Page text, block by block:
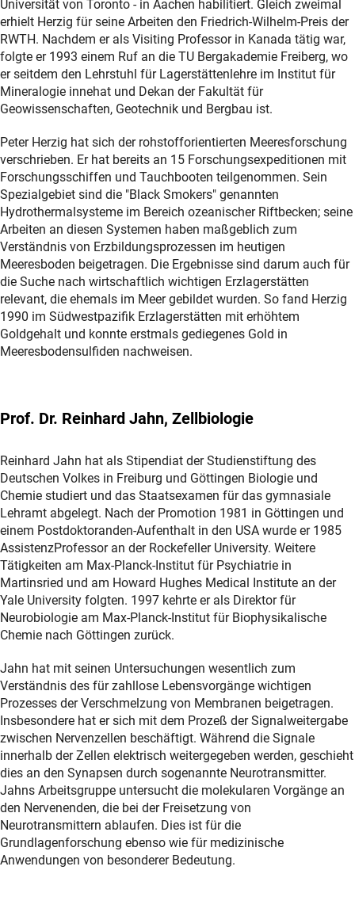
Universität von Toronto - in Aachen habilitiert. Gleich zweimal
erhielt Herzig für seine Arbeiten den Friedrich-Wilhelm-Preis der
RWTH. Nachdem er als Visiting Professor in Kanada tätig war,
folgte er 1993 einem Ruf an die TU Bergakademie Freiberg, wo
er seitdem den Lehrstuhl für Lagerstättenlehre im Institut für
Mineralogie innehat und Dekan der Fakultät für
Geowissenschaften, Geotechnik und Bergbau ist.
Peter Herzig hat sich der rohstofforientierten Meeresforschung
verschrieben. Er hat bereits an 15 Forschungsexpeditionen mit
Forschungsschiffen und Tauchbooten teilgenommen. Sein
Spezialgebiet sind die "Black Smokers" genannten
Hydrothermalsysteme im Bereich ozeanischer Riftbecken; seine
Arbeiten an diesen Systemen haben maßgeblich zum
Verständnis von Erzbildungsprozessen im heutigen
Meeresboden beigetragen. Die Ergebnisse sind darum auch für
die Suche nach wirtschaftlich wichtigen Erzlagerstätten
relevant, die ehemals im Meer gebildet wurden. So fand Herzig
1990 im Südwestpazifik Erzlagerstätten mit erhöhtem
Goldgehalt und konnte erstmals gediegenes Gold in
Meeresbodensulfiden nachweisen.
Prof. Dr. Reinhard Jahn, Zellbiologie
Reinhard Jahn hat als Stipendiat der Studienstiftung des
Deutschen Volkes in Freiburg und Göttingen Biologie und
Chemie studiert und das Staatsexamen für das gymnasiale
Lehramt abgelegt. Nach der Promotion 1981 in Göttingen und
einem Postdoktoranden-Aufenthalt in den USA wurde er 1985
AssistenzProfessor an der Rockefeller University. Weitere
Tätigkeiten am Max-Planck-Institut für Psychiatrie in
Martinsried und am Howard Hughes Medical Institute an der
Yale University folgten. 1997 kehrte er als Direktor für
Neurobiologie am Max-Planck-Institut für Biophysikalische
Chemie nach Göttingen zurück.
Jahn hat mit seinen Untersuchungen wesentlich zum
Verständnis des für zahllose Lebensvorgänge wichtigen
Prozesses der Verschmelzung von Membranen beigetragen.
Insbesondere hat er sich mit dem Prozeß der Signalweitergabe
zwischen Nervenzellen beschäftigt. Während die Signale
innerhalb der Zellen elektrisch weitergegeben werden, geschieht
dies an den Synapsen durch sogenannte Neurotransmitter.
Jahns Arbeitsgruppe untersucht die molekularen Vorgänge an
den Nervenenden, die bei der Freisetzung von
Neurotransmittern ablaufen. Dies ist für die
Grundlagenforschung ebenso wie für medizinische
Anwendungen von besonderer Bedeutung.